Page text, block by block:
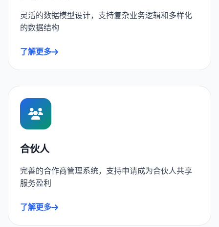
灵活的数据模型设计，支持复杂业务逻辑和多样化
的数据结构
了解更多
合伙人
完善的合作商管理系统，支持申请成为合伙人共享
服务盈利
了解更多